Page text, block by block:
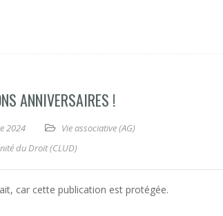
ANNIVERSAIRES !
2024
Vie associative (AG)
du Droit (CLUD)
car cette publication est protégée.